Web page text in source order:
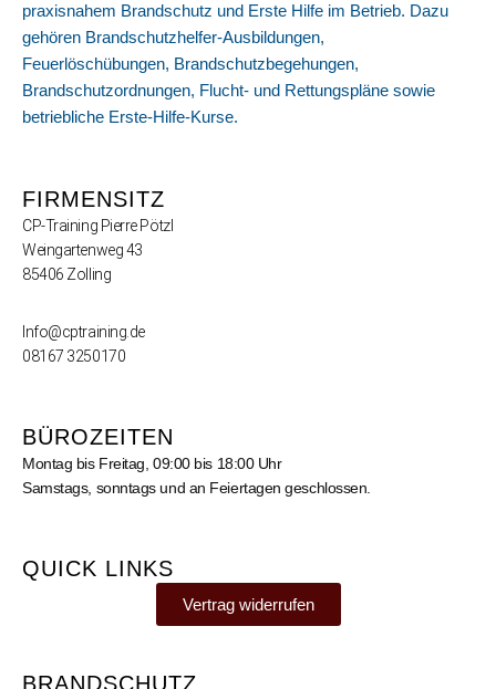
praxisnahem Brandschutz und Erste Hilfe im Betrieb. Dazu
gehören Brandschutzhelfer-Ausbildungen,
Feuerlöschübungen, Brandschutzbegehungen,
Brandschutzordnungen, Flucht- und Rettungspläne sowie
betriebliche Erste-Hilfe-Kurse.
FIRMENSITZ
CP-Training Pierre Pötzl
Weingartenweg 43
85406 Zolling
Info@cptraining.de
08167 3250170
BÜROZEITEN
Montag bis Freitag, 09:00 bis 18:00 Uhr
Samstags, sonntags und an Feiertagen geschlossen.
QUICK LINKS
Vertrag widerrufen
BRANDSCHUTZ